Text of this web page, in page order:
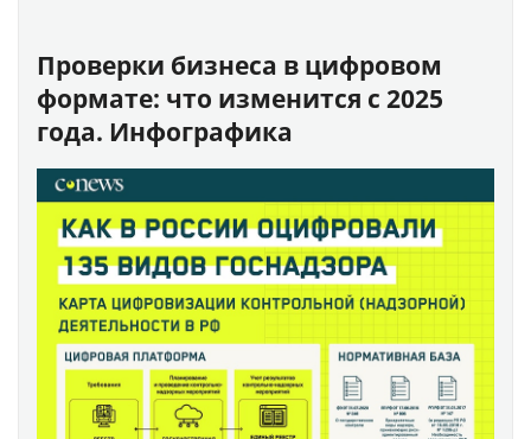
Проверки бизнеса в цифровом
формате: что изменится с 2025
года. Инфографика